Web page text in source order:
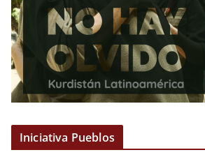
Iniciativa Pueblos